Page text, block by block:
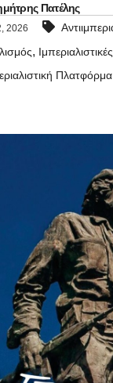
Πατέλης
2026
,
Πλατφόρμα